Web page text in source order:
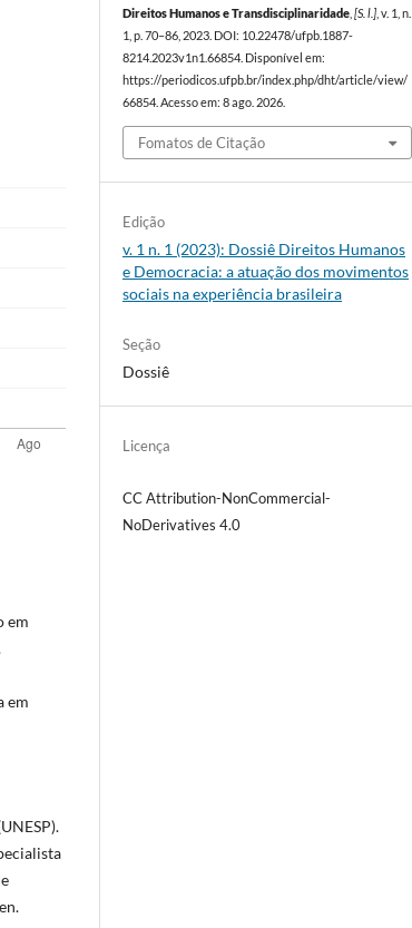
em
em
Direitos Humanos e Transdisciplinaridade,[S. l.], v. 1, n.
1, p. 70–86, 2023. DOI: 10.22478/ufpb.1887-
8214.2023v1n1.66854. Disponível em:
https://periodicos.ufpb.br/index.php/dht/article/view/
66854. Acesso em: 8 ago. 2026.
Fomatos de Citação
Edição
v. 1 n. 1 (2023): Dossiê Direitos Humanos
e Democracia: a atuação dos movimentos
sociais na experiência brasileira
Seção
Dossiê
Licença
CC Attribution-NonCommercial-
NoDerivatives 4.0